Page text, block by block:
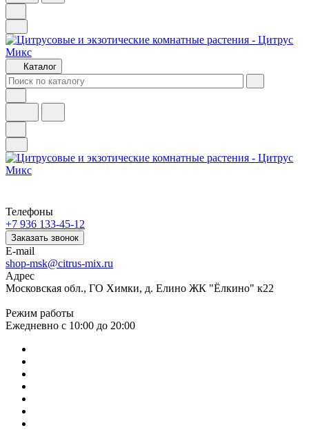
Каталог
Телефоны
+7 936 133-45-12
Заказать звонок
E-mail
shop-msk@citrus-mix.ru
Адрес
Московская обл., ГО Химки, д. Елино ЖК "Ёлкино" к22
Режим работы
Ежедневно с 10:00 до 20:00